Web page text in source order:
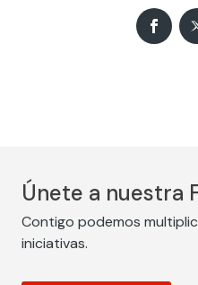
Únete a nuestra
Contigo podemos
iniciativas.